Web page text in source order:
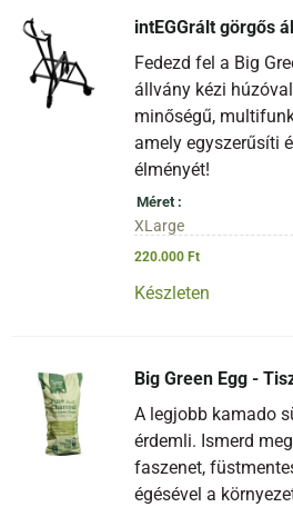
intEGGrált görgős
Fedezd fel a Big
állvány kézi
minőségű,
amely egyszerűsíti
élményét!
Méret
XLarge
220.000 Ft
Készleten
Big Green Egg -
A legjobb kamado
érdemli. Ismerd
faszenet,
égésével a